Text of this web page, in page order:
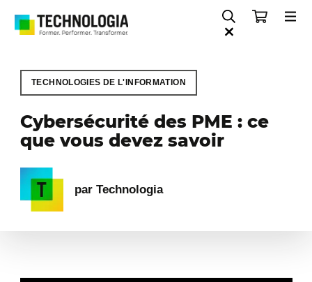
TECHNOLOGIES DE L'INFORMATION
Cybersécurité des PME : ce
que vous devez savoir
par Technologia